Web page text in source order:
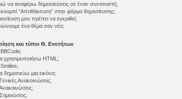
να αναφέρω δημοσιεύσεις σε έναν συντονιστή;
κουμπί “Αποθήκευση” στην φόρμα δημοσίευσης;
μου πρέπει να εγκριθεί;
ένα θέμα σαν νέο;
και τύποι Θ. Ενοτήτων
BBCode;
χρησιμοποιήσω HTML;
Smilies;
μια εικόνα;
Γενικές Ανακοινώσεις;
Ανακοινώσεις;
Σημειώσεις;